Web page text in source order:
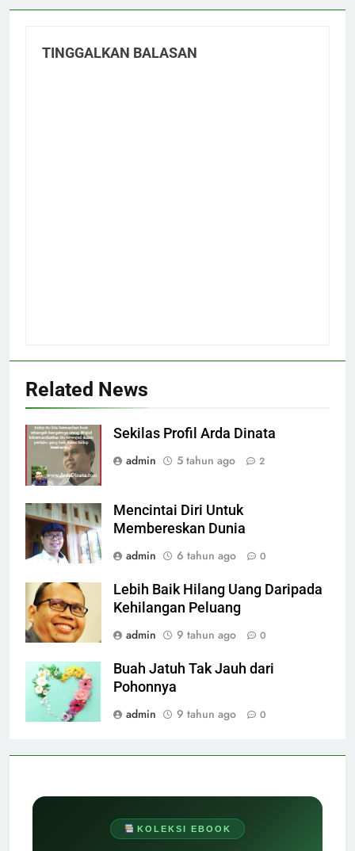
KOLEKSI EBOOK
TINGGALKAN BALASAN
Related News
Sekilas Profil Arda Dinata
admin
5 tahun ago 2
Mencintai Diri Untuk
Membereskan Dunia
admin
6 tahun ago 0
Lebih Baik Hilang Uang Daripada
Kehilangan Peluang
admin
9 tahun ago 0
Buah Jatuh Tak Jauh dari
Pohonnya
admin
9 tahun ago 0